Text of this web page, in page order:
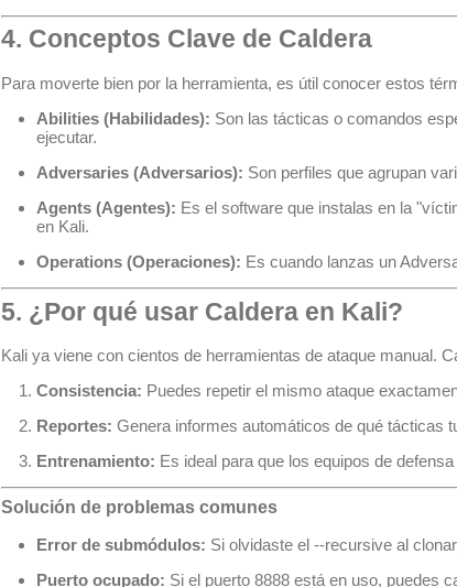
4. Conceptos Clave de Caldera
Para moverte bien por la herramienta, es útil conocer estos
Abilities (Habilidades): Son las tácticas o comandos
ejecutar.
Adversaries (Adversarios): Son perfiles que agrupan
Agents (Agentes): Es el software que instalas en la
en Kali.
Operations (Operaciones): Es cuando lanzas un
5. ¿Por qué usar Caldera en Kali?
Kali ya viene con cientos de herramientas de ataque manual.
Consistencia: Puedes repetir el mismo ataque
Reportes: Genera informes automáticos de qué tácticas
Entrenamiento: Es ideal para que los equipos de defensa
Solución de problemas comunes
Error de submódulos: Si olvidaste el --recursive al
Puerto ocupado: Si el puerto 8888 está en uso, puedes